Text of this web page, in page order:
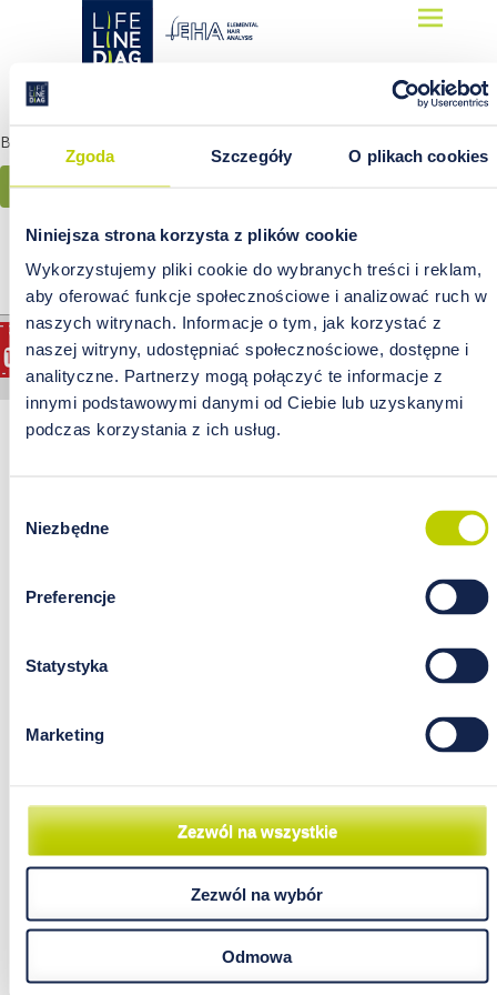
Zgoda Szczegóły O plikach cookies
Niniejsza strona korzysta z plików cookie
Wykorzystujemy pliki cookie do wybranych treści i reklam,
aby oferować funkcje społecznościowe i analizować ruch w
naszych witrynach. Informacje o tym, jak korzystać z
naszej witryny, udostępniać społecznościowe, dostępne i
analityczne. Partnerzy mogą połączyć te informacje z
innymi podstawowymi danymi od Ciebie lub uzyskanymi
podczas korzystania z ich usług.
zgody
Niezbędne
Preferencje
Statystyka
Marketing
Zezwól na wszystkie
Zezwól na wybór
Odmowa
Lifelinediag
Elemental Hair Analysis
Brak wymaganych danych. Podgląd zamówienia nie możliwy.
Powrót do sklepu
laboratorium Mineralco P.S.A.
Copyright © 2026 Lifelinediag